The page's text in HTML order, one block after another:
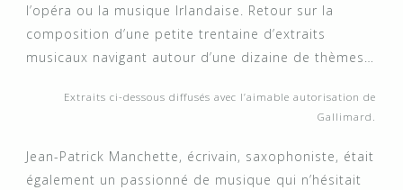
l’opéra ou la musique Irlandaise. Retour sur la
composition d’une petite trentaine d’extraits
musicaux navigant autour d’une dizaine de thèmes…
Extraits ci-dessous diffusés avec l’aimable autorisation de
Gallimard.
Jean-Patrick Manchette, écrivain, saxophoniste, était
également un passionné de musique qui n’hésitait